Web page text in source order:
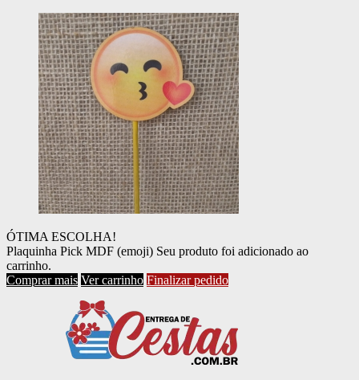
ÓTIMA ESCOLHA!
Plaquinha Pick MDF (emoji) Seu produto foi adicionado ao
carrinho.
Comprar mais Ver carrinho Finalizar pedido